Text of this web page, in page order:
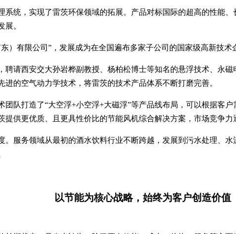
统，实现了雷茨环保领域的拓展。产品对标国际的超高的性能
。
）有限公司”，发展成为在全国遍布多家子公司的国家级高新技术
请西安交大孙岩桦副教授、杨柏松博士等知名的悬浮技术、永
的空气动力学技术，将雷茨的技术产品体系不断打磨完善。
队打造了“大空浮+小空浮+大磁浮”等产品线布局，可以根据客
供更优质、且更具性价比的节能风机综合解决方案，市场竞争力
服务领域从最初的酒水饮料行业不断跨越，发展到污水处理、
以节能为核心战略，始终为客户创造价值